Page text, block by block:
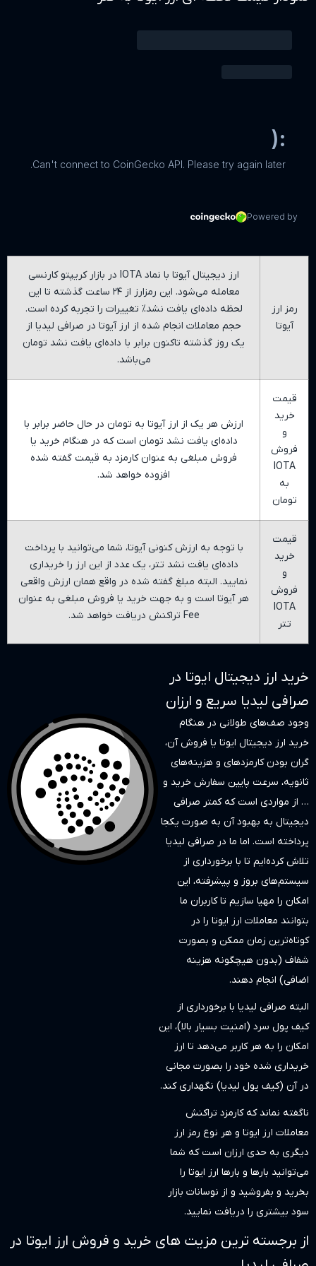
ارز دیجیتال آیوتا با نماد IOTA در بازار کریپتو کارنسی
معامله می‌شود. این رمزارز از ۲۴ ساعت گذشته تا این
داده‌ای یافت نشد% تغییرات را تجربه کرده است.
انجام شده از ارز آیوتا در صرافی لیدیا از
گذشته تاکنون برابر با داده‌ای یافت نشدتومان
یک از ارز آیوتا به تومان در حال حاضر برابر با
یافت نشد
تومان است که در هنگام خرید یا
مبلغی به عنوان کارمزد به قیمت گفته شده
به ارزش کنونی آیوتا، شما می‌توانید با پرداخت
یافت نشد
تتر، یک عدد از این ارز را خریداری
البته مبلغ گفته شده در واقع همان ارزش واقعی
است و به جهت خرید یا فروش مبلغی به عنوان
ایوتا در
و ارزان
در هنگام
یا فروش آن،
و هزینه‌های
سفارش خرید و
صرافی
به صورت یکجا
صرافی لیدیا
از
این
ما
را در
و بصورت
هزینه
از
بالا)، این
تا ارز
مجانی
نگهداری کند.
تراکنش
نوع رمز ارز
است که شما
ایوتا را
بازار
نمایید.
مزیت های خرید و فروش ارز ایوتا در